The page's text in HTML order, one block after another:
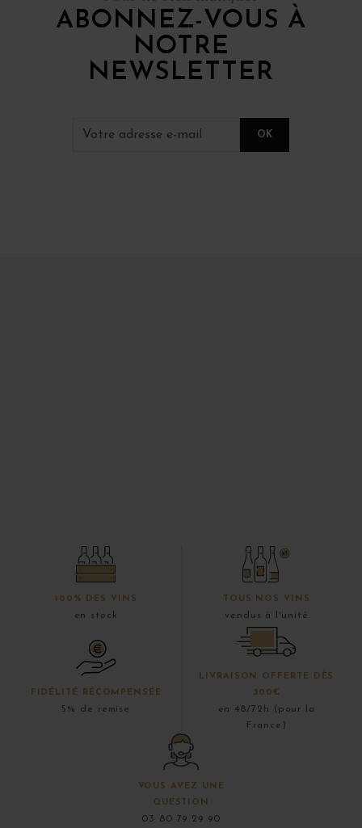
ABONNEZ-VOUS À
NOTRE
NEWSLETTER
100% DES VINS
en stock
TOUS NOS VINS
vendus à l'unité
FIDÉLITÉ RÉCOMPENSÉE
5% de remise
LIVRAISON OFFERTE DÈS
300€
en 48/72h (pour la
France)
VOUS AVEZ UNE
QUESTION
03 80 79 29 90